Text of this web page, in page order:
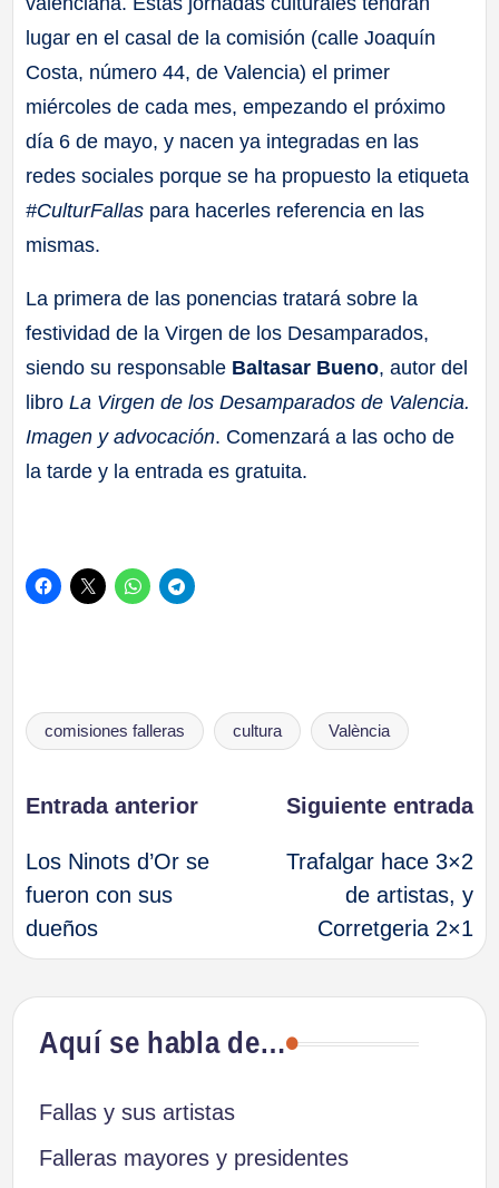
lugar en el casal de la comisión (calle Joaquín
Costa, número 44, de Valencia) el primer
miércoles de cada mes, empezando el próximo
día 6 de mayo, y nacen ya integradas en las
redes sociales porque se ha propuesto la etiqueta
#CulturFallas para hacerles referencia en las
mismas.
La primera de las ponencias tratará sobre la
festividad de la Virgen de los Desamparados,
siendo su responsable Baltasar Bueno, autor del
libroLa Virgen de los Desamparados de Valencia.
Imagen y advocación. Comenzará a las ocho de
la tarde y la entrada es gratuita.
Etiquetas:
comisiones falleras cultura València
Navegación
de
entradas
Entrada anterior
Los Ninots d’Or se
fueron con sus
dueños
Siguiente entrada
Trafalgar hace 3×2
de artistas, y
Corretgeria 2×1
Aquí se habla de…
Fallas y sus artistas
Falleras mayores y presidentes